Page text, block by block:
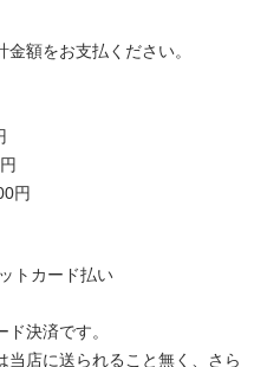
額をお支払ください。
円
決済です。
当店に送られること無く、さら